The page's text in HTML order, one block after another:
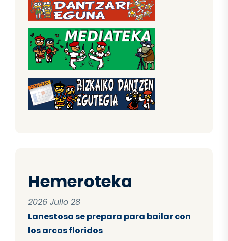
Hemeroteka
2026 Julio 28
Lanestosa se prepara para bailar con
los arcos floridos